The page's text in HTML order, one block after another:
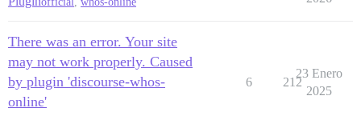
There was an error. Your site
may not work properly. Caused
by plugin 'discourse-whos-
online'
6 212
23 Enero
2025